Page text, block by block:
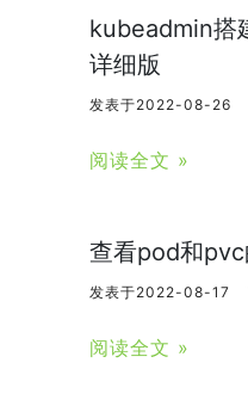
kubeadmin搭
详细版
发表于2022-08-26
阅读全文 »
查看pod和
发表于2022-08-17
阅读全文 »